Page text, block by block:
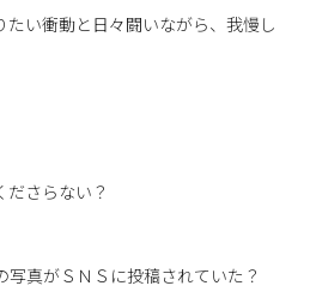
い衝動と日々闘いながら、我慢し
さらない？
真がＳＮＳに投稿されていた？